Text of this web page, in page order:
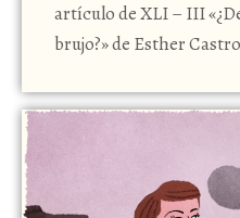
artículo de XLI – III
brujo?» de Esther